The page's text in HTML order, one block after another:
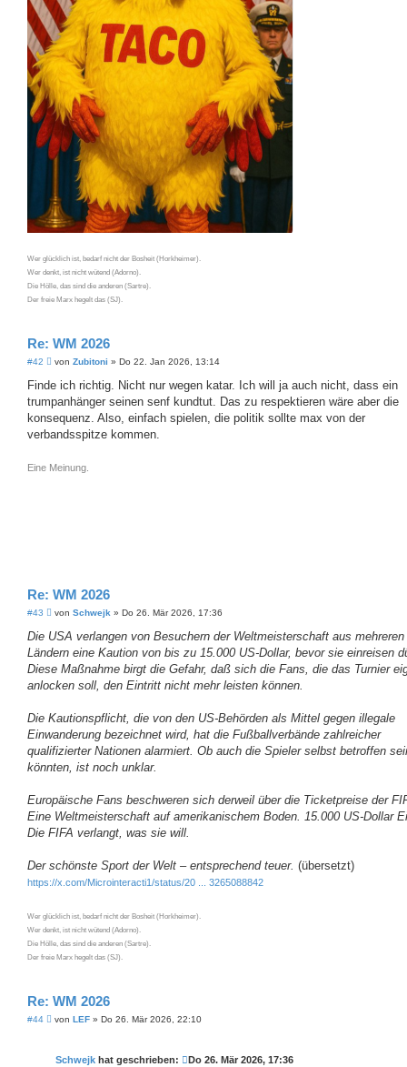
Wer glücklich ist, bedarf nicht der Bosheit (Horkheimer).
Wer denkt, ist nicht wütend (Adorno).
Die Hölle, das sind die anderen (Sartre).
Der freie Marx hegelt das (SJ).
Re: WM 2026
#42
B
i
r
a
von Zubitoni » Do 22. Jan 2026, 13:14
Finde ich richtig. Nicht nur wegen katar. Ich will ja auch nicht, dass ein
trumpanhänger seinen senf kundtut. Das zu respektieren wäre aber die
konsequenz. Also, einfach spielen, die politik sollte max von der
verbandsspitze kommen.
Eine Meinung.
Re: WM 2026
#43
B
i
r
a
von Schwejk » Do 26. Mär 2026, 17:36
Die USA verlangen von Besuchern der Weltmeisterschaft aus mehreren
Ländern eine Kaution von bis zu 15.000 US-Dollar, bevor sie einreisen
Diese Maßnahme birgt die Gefahr, daß sich die Fans, die das Turnier
anlocken soll, den Eintritt nicht mehr leisten können.
Die Kautionspflicht, die von den US-Behörden als Mittel gegen illegale
Einwanderung bezeichnet wird, hat die Fußballverbände zahlreicher
qualifizierter Nationen alarmiert. Ob auch die Spieler selbst betroffen
könnten, ist noch unklar.
Europäische Fans beschweren sich derweil über die Ticketpreise der
Eine Weltmeisterschaft auf amerikanischem Boden. 15.000 US-Dollar
Die FIFA verlangt, was sie will.
Der schönste Sport der Welt – entsprechend teuer. (übersetzt)
https://x.com/Microinteracti1/status/20 ... 3265088842
Wer glücklich ist, bedarf nicht der Bosheit (Horkheimer).
Wer denkt, ist nicht wütend (Adorno).
Die Hölle, das sind die anderen (Sartre).
Der freie Marx hegelt das (SJ).
Re: WM 2026
#44
Bvon LEF » Do 26. Mär 2026, 22:10
Schwejk hat geschrieben: Do 26. Mär 2026, 17:36